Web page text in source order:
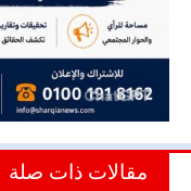
مقالات ذات صلة